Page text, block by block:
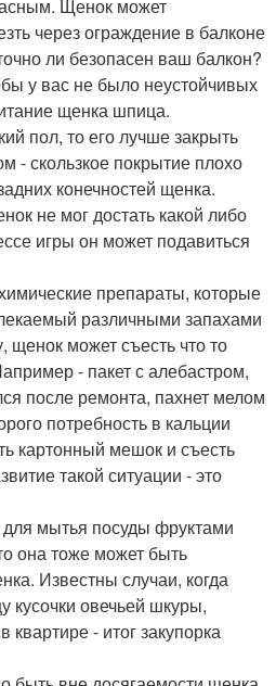
Щенок может
через ограждение в балконе
ли безопасен ваш балкон?
у вас не было неустойчивых
щенка шпица.
пол, то его лучше закрыть
- скользкое покрытие плохо
конечностей щенка.
не мог достать какой либо
игры он может подавиться
препараты, которые
различными запахами
щенок может съесть что то
- пакет с алебастром,
после ремонта, пахнет мелом
потребность в кальции
картонный мешок и съесть
такой ситуации - это
мытья посуды фруктами
она тоже может быть
Известны случаи, когда
кусочки овечьей шкуры,
квартире - итог закупорка